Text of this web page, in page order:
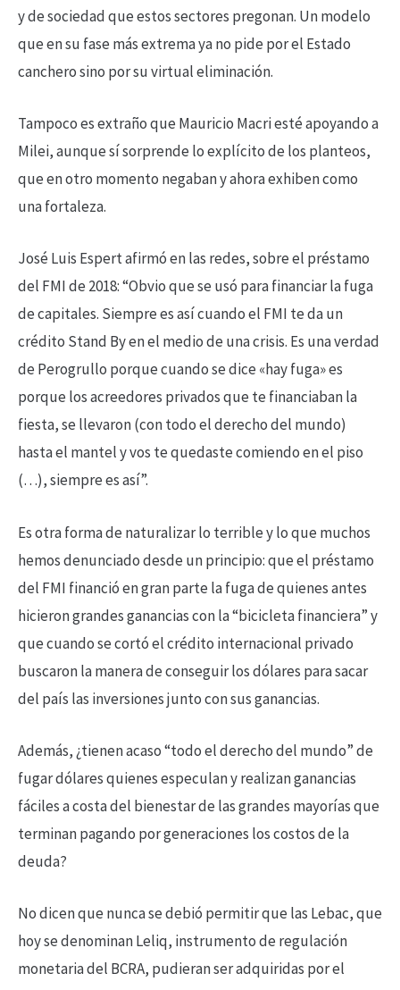
y de sociedad que estos sectores pregonan. Un modelo
que en su fase más extrema ya no pide por el Estado
canchero sino por su virtual eliminación.
Tampoco es extraño que Mauricio Macri esté apoyando a
Milei, aunque sí sorprende lo explícito de los planteos,
que en otro momento negaban y ahora exhiben como
una fortaleza.
José Luis Espert afirmó en las redes, sobre el préstamo
del FMI de 2018: “Obvio que se usó para financiar la fuga
de capitales. Siempre es así cuando el FMI te da un
crédito Stand By en el medio de una crisis. Es una verdad
de Perogrullo porque cuando se dice «hay fuga» es
porque los acreedores privados que te financiaban la
fiesta, se llevaron (con todo el derecho del mundo)
hasta el mantel y vos te quedaste comiendo en el piso
(…), siempre es así”.
Es otra forma de naturalizar lo terrible y lo que muchos
hemos denunciado desde un principio: que el préstamo
del FMI financió en gran parte la fuga de quienes antes
hicieron grandes ganancias con la “bicicleta financiera” y
que cuando se cortó el crédito internacional privado
buscaron la manera de conseguir los dólares para sacar
del país las inversiones junto con sus ganancias.
Además, ¿tienen acaso “todo el derecho del mundo” de
fugar dólares quienes especulan y realizan ganancias
fáciles a costa del bienestar de las grandes mayorías que
terminan pagando por generaciones los costos de la
deuda?
No dicen que nunca se debió permitir que las Lebac, que
hoy se denominan Leliq, instrumento de regulación
monetaria del BCRA, pudieran ser adquiridas por el